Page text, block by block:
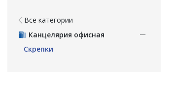
Все категории
Канцелярия офисная
Скрепки